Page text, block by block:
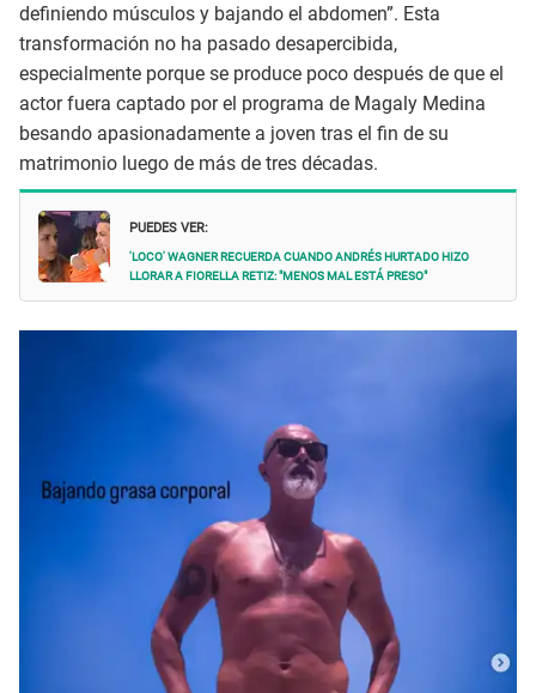
definiendo músculos y bajando el abdomen”. Esta
transformación no ha pasado desapercibida,
especialmente porque se produce poco después de que el
actor fuera captado por el programa de Magaly Medina
besando apasionadamente a joven tras el fin de su
matrimonio luego de más de tres décadas.
PUEDES VER:
'Loco' Wagner recuerda cuando Andrés Hurtado hizo
llorar a Fiorella Retiz: "Menos mal está preso"